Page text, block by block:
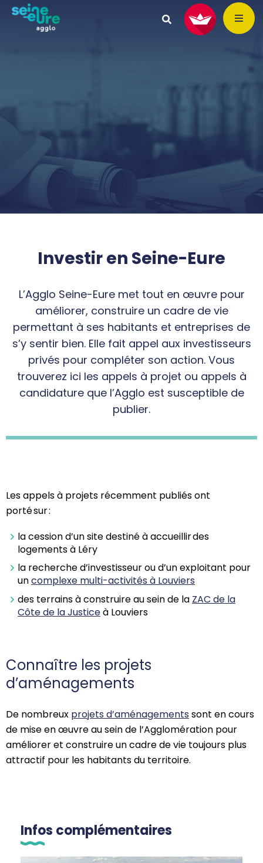
Investir en Seine-Eure
L’Agglo Seine-Eure met tout en œuvre pour
améliorer, construire un cadre de vie
permettant à ses habitants et entreprises de
s’y sentir bien. Elle fait appel aux investisseurs
privés pour compléter son action. Vous
trouverez ici les appels à projet ou appels à
candidature que l’Agglo est susceptible de
publier.
Les appels à projets récemment publiés ont
porté sur :
la cession d’un site destiné à accueillir des
logements à Léry
la recherche d’investisseur ou d’un exploitant pour
uncomplexe multi-activités à Louviers
des terrains à construire au sein de la ZAC de la
Côte de la Justiceà Louviers
Connaître les projets
d’aménagements
De nombreux projets d’aménagements sont en cours
de mise en œuvre au sein de l’Agglomération pour
amélioreret construire un cadre de vie toujours plus
attractif pour les habitants du territoire.
Infos complémentaires